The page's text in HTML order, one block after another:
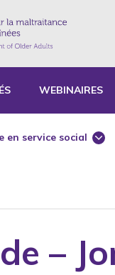
WEBINAIRES
en service social
en gérontologie
en gérontologie
–